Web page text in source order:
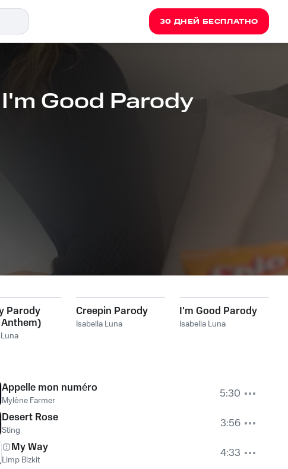
30 ДНЕЙ БЕСПЛАТНО
Good Parody
Parody
Creepin Parody
Isabella Luna
I'm Good Parody
Isabella Luna
Appelle mon numéro
Mylène Farmer
5:30
Desert Rose
Sting
3:56
My Way
Limp Bizkit
4:33